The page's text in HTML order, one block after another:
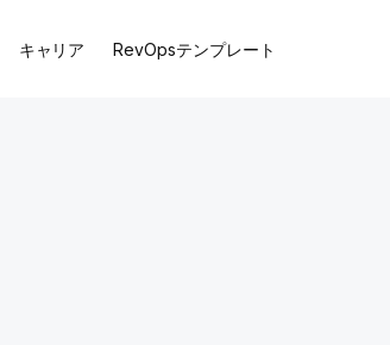
キャリア RevOpsテンプレート